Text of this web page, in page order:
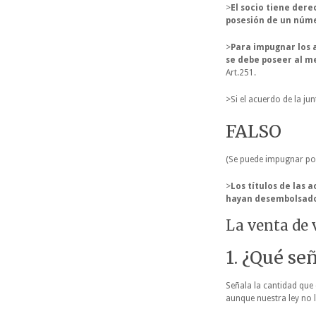
>El socio tiene
posesión de un
>Para impugnar
se debe poseer al
Art.251.
>Si el acuerdo de la
FALSO
(Se puede impugnar
>Los títulos de las
hayan
La venta de
1. ¿Qué
Señala la cantidad
aunque nuestra ley